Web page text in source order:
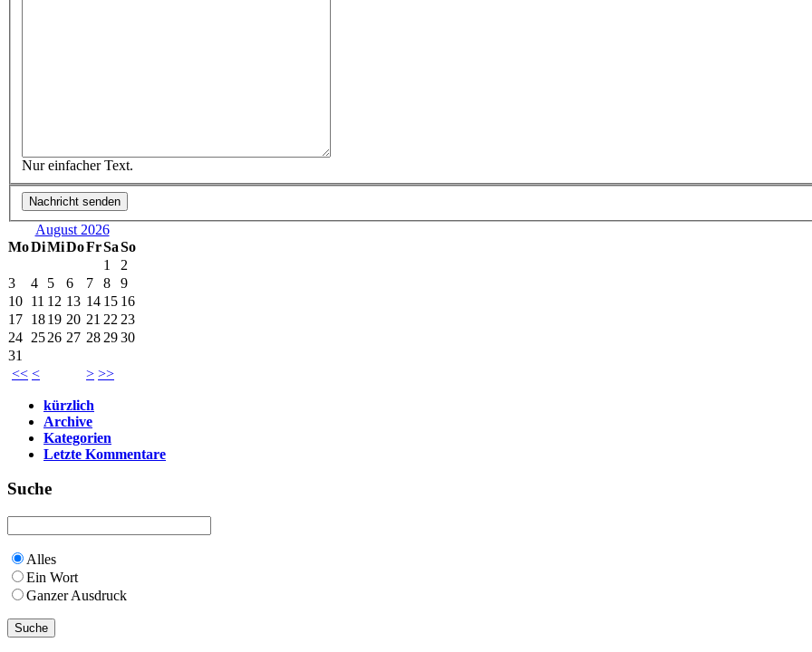
Nur einfacher Text.
August 2026
MoDiMiDoFrSaSo
<< < > >>
1
2
3
4 5 6 7 8
9
10 11 12 13 14 15 16
17 1819 20 21 22 23
24 2526 27 28 2930
31
kürzlich
Archive
Kategorien
Letzte Kommentare
Suche
Alles
Ein Wort
Ganzer Ausdruck